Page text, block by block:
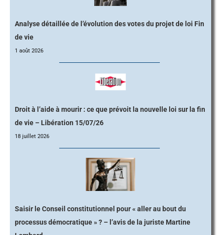
Analyse détaillée de l’évolution des votes du projet de loi Fin
de vie
1 août 2026
Droit à l’aide à mourir : ce que prévoit la nouvelle loi sur la fin
de vie – Libération 15/07/26
18 juillet 2026
Saisir le Conseil constitutionnel pour « aller au bout du
processus démocratique » ? – l’avis de la juriste Martine